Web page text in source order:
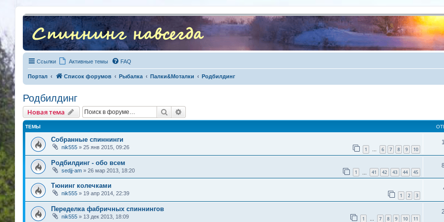
Ссылки Активные темы FAQ
Портал Список форумов Рыбалка Палки&Моталки Родбилдинг
Родбилдинг
Новая тема Поиск
ТЕМЫ
Собранные спиннинги
nik555 » 25 янв 2015, 09:26 1 … 6 7 8 9 10
Родбилдинг - обо всем
sedjj-am » 26 мар 2013, 18:20 1 41 42 43 44 45
Тюнинг колечками
nik555 » 19 апр 2014, 22:39 1 2 3
Переделка фабричных спиннингов
nik555 » 13 дек 2013, 18:09 1 … 7 8 9 10 11